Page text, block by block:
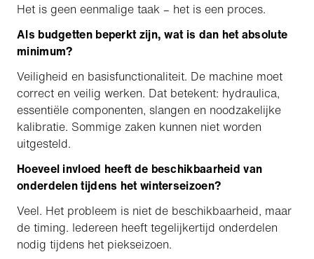
Het is geen eenmalige taak – het is een proces.
Als budgetten beperkt zijn, wat is dan het absolute
minimum?
Veiligheid en basisfunctionaliteit. De machine moet
correct en veilig werken. Dat betekent: hydraulica,
essentiële componenten, slangen en noodzakelijke
kalibratie. Sommige zaken kunnen niet worden
uitgesteld.
Hoeveel invloed heeft de beschikbaarheid van
onderdelen tijdens het winterseizoen?
Veel. Het probleem is niet de beschikbaarheid, maar
de timing. Iedereen heeft tegelijkertijd onderdelen
nodig tijdens het piekseizoen.